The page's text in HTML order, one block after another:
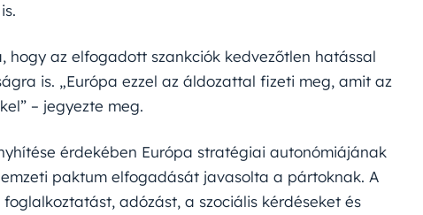
hogy az elfogadott szankciók kedvezőtlen hatással
is. „Európa ezzel az áldozattal fizeti meg, amit az
– jegyezte meg.
érdekében Európa stratégiai autonómiájának
paktum elfogadását javasolta a pártoknak. A
adózást, a szociális kérdéseket és